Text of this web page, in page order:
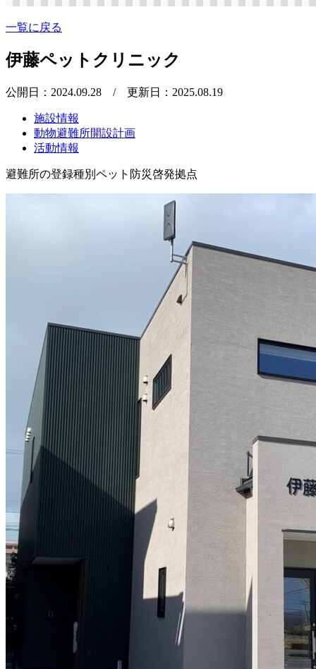
一覧に戻る
伊藤ペットクリニック
公開日：2024.09.28 / 更新日：2025.08.19
施設情報
動物避難所開設計画
活動情報
避難所の登録種別 ペット防災啓発拠点